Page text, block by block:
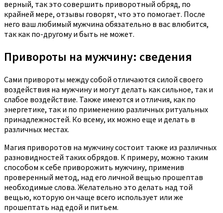
верный, так это совершить приворотный обряд, по
крайней мере, отзывы говорят, что это помогает. После
него ваш любимый мужчина обязательно в вас влюбится,
так как по-другому и быть не может.
Привороты на мужчину: сведения
Сами привороты между собой отличаются силой своего
воздействия на мужчину и могут делать как сильное, так и
слабое воздействие. Также имеются и отличия, как по
энергетике, так и по применению различных ритуальных
принадлежностей. Ко всему, их можно еще и делать в
различных местах.
Магия приворотов на мужчину состоит также из различных
разновидностей таких обрядов. К примеру, можно таким
способом к себе приворожить мужчину, применив
проверенный метод, над его личной вещью прошептав
необходимые слова. Желательно это делать над той
вещью, которую он чаще всего использует или же
прошептать над едой и питьем.